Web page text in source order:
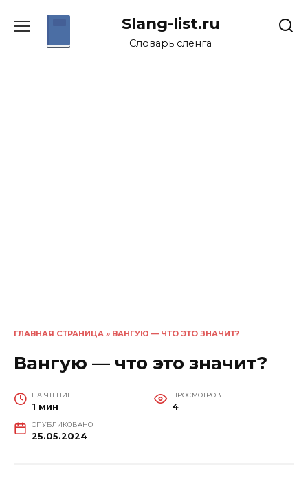
Slang-list.ru
Словарь сленга
ГЛАВНАЯ СТРАНИЦА » ВАНГУЮ — ЧТО ЭТО ЗНАЧИТ?
Вангую — что это значит?
НА ЧТЕНИЕ
1 мин
ПРОСМОТРОВ
4
ОПУБЛИКОВАНО
25.05.2024